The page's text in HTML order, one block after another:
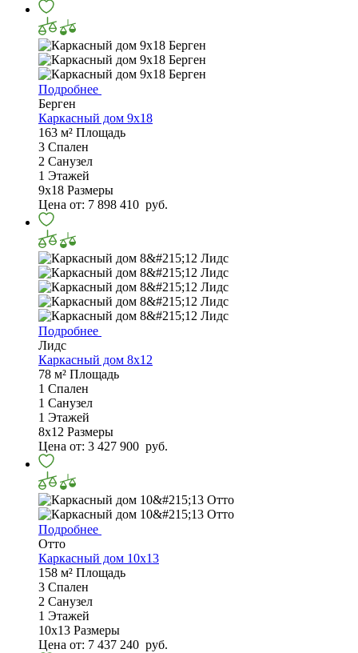
Подробнее
Берген
Каркасный дом 9х18
163 м² Площадь
3 Спален
2 Санузел
1 Этажей
9х18 Размеры
Цена от: 7 898 410 руб.
Подробнее
Лидс
Каркасный дом 8x12
78 м² Площадь
1 Спален
1 Санузел
1 Этажей
8х12 Размеры
Цена от: 3 427 900 руб.
Подробнее
Отто
Каркасный дом 10х13
158 м² Площадь
3 Спален
2 Санузел
1 Этажей
10х13 Размеры
Цена от: 7 437 240 руб.